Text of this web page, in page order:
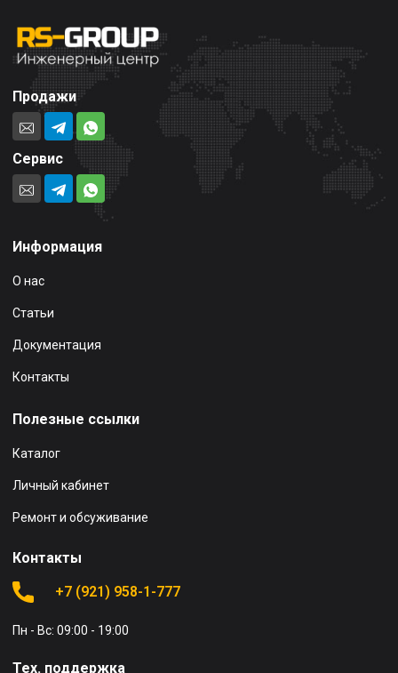
Продажи
Сервис
Информация
О нас
Статьи
Документация
Контакты
Полезные ссылки
Каталог
Личный кабинет
Ремонт и обсуживание
Контакты
+7 (921) 958-1-777
Пн - Вс: 09:00 - 19:00
Тех. поддержка